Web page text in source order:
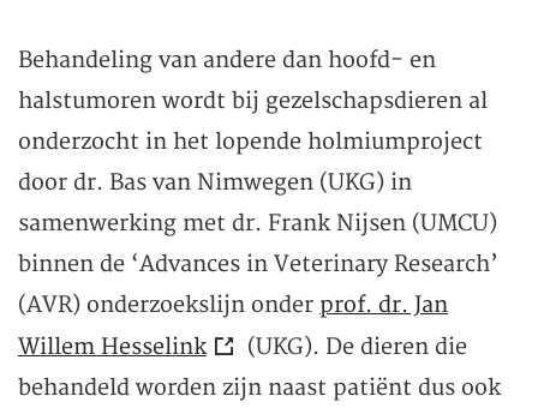
Behandeling van andere dan hoofd- en
halstumoren wordt bij gezelschapsdieren al
onderzocht in het lopende holmiumproject
door dr. Bas van Nimwegen (UKG) in
samenwerking met dr. Frank Nijsen (UMCU)
binnen de ‘Advances in Veterinary Research’
(AVR) onderzoekslijn onder prof. dr. Jan
Willem Hesselink
(UKG). De dieren die
behandeld worden zijn naast patiënt dus ook